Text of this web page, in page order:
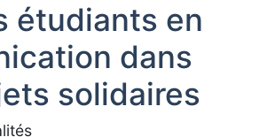
étudiants en
dans
solidaires